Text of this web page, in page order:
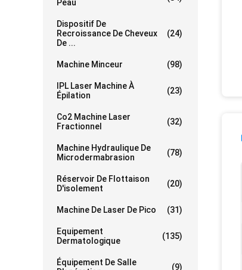
Peau
Dispositif De
Recroissance De Cheveux
De ...
(24)
Machine Minceur (98)
IPL Laser Machine À
Épilation
(23)
Co2 Machine Laser
Fractionnel
(32)
Machine Hydraulique De
Microdermabrasion
(78)
Réservoir De Flottaison
D'isolement
(20)
Machine De Laser De Pico (31)
Equipement
Dermatologique
(135)
Équipement De Salle
(9)